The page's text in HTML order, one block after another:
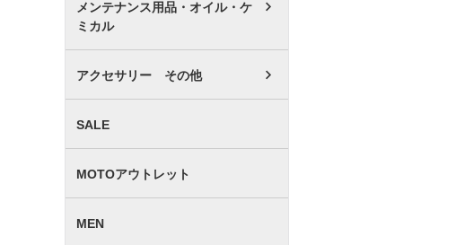
メンテナンス用品・オイル・ケ
ミカル
アクセサリー その他
SALE
MOTOアウトレット
MEN